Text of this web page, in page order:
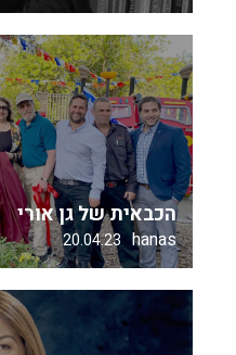
הכבאית של גן אורי
hanas
20.04.23